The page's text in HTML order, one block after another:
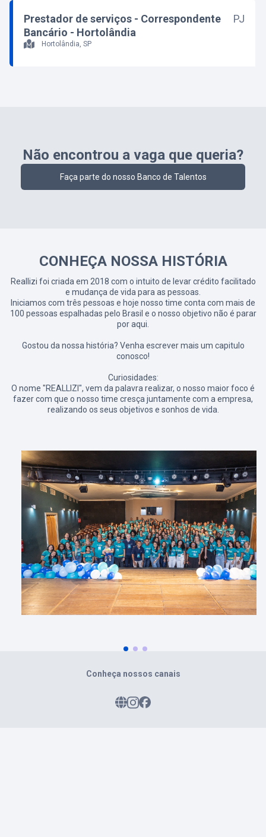
Prestador de serviços - Correspondente
Bancário - Hortolândia
PJ
Hortolândia, SP
Não encontrou a vaga que queria?
Faça parte do nosso Banco de Talentos
CONHEÇA NOSSA HISTÓRIA
Reallizi foi criada em 2018 com o intuito de levar crédito facilitado
e mudança de vida para as pessoas.
Iniciamos com três pessoas e hoje nosso time conta com mais de
100 pessoas espalhadas pelo Brasil e o nosso objetivo não é parar
por aqui.
Gostou da nossa história? Venha escrever mais um capitulo
conosco!
Curiosidades:
O nome "REALLIZI", vem da palavra realizar, o nosso maior foco é
fazer com que o nosso time cresça juntamente com a empresa,
realizando os seus objetivos e sonhos de vida.
Conheça nossos canais